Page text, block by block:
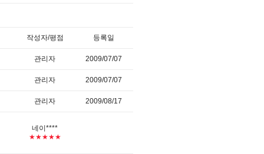
작성자/평점 등록일
관리자 2009/07/07
관리자 2009/07/07
관리자 2009/08/17
네이****
★★★★★